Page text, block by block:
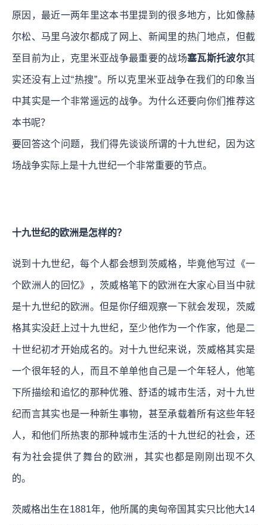
原因，最近一两年里这本书里提到的很多地方，比如像赫
尔松、马里乌波尔都成了网上、新闻里的热门地点，但截
至目前为止，克里米亚战争最重要的战场塞瓦斯托波尔其
实还没有上过“热搜”。所以克里米亚战争在我们的印象当
中其实是一个非常遥远的战争。为什么还要向你们推荐这
本书呢？
要回答这个问题，我们得先谈谈所谓的十九世纪，因为这
场战争实际上是十九世纪一个非常重要的节点。
十九世纪的欧洲是怎样的？
说到十九世纪，每个人都会想到茨威格，毕竟他写过《一
个欧洲人的回忆》，茨威格笔下的欧洲在大家心目当中就
是十九世纪的欧洲。但是你仔细观察一下就会发现，茨威
格其实没赶上过十九世纪，至少他作为一个作家，他是二
十世纪初才开始成名的。对十九世纪来说，茨威格其实是
一个很年轻的人，而且不单单他自己是一个年轻人，他笔
下所描绘和追忆的那种优雅、舒适的城市生活，对十九世
纪而言其实也是一种新生事物，甚至承载着所有这些年轻
人，和他们所热衷的那种城市生活的十九世纪的社会，还
有为社会提供了舞台的欧洲，其实也都是刚刚出现不久
的。
茨威格出生在1881年，他所属的奥匈帝国其实只比他大14